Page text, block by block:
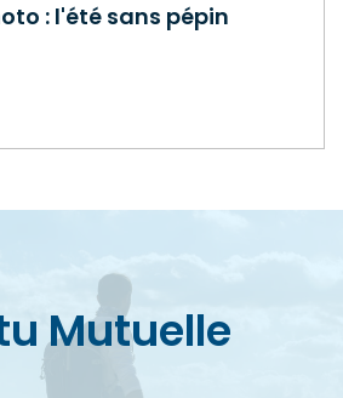
: l'été sans pépin
Mutuelle